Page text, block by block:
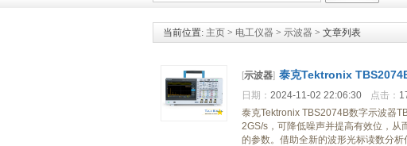
当前位置: 主页 > 电工仪器 > 示波器 > 文章列表
[示波器] 泰克Tektronix
日期： 2024-11-02 22:06:30 点击：
泰克Tektronix TBS2074B数字示波器
2GS/s，可降低噪声并提高有效位，从
的参数。借助全新的波形光标读数分析